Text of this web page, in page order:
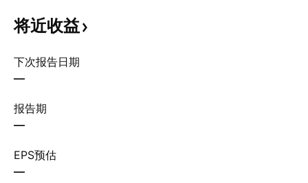
将近收益
下次报告日期
—
报告期
—
EPS预估
—